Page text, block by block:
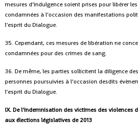
mesures d’indulgence soient prises pour libérer
condamnées à l’occasion des manifestations
l’esprit du Dialogue.
35. Cependant, ces mesures de libération ne
condamnées pour des crimes de sang.
36. De même, les parties sollicitent la diligence
personnes poursuivies à l’occasion desdits
l’esprit du Dialogue.
IX. De l'indemnisation des victimes des violences
aux élections législatives de 2013